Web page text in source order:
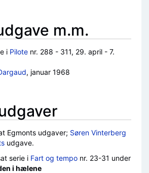
m.m.
i Pilotenr. 288 - 311, 29. april - 7.
, januar 1968
Egmonts udgaver; Søren Vinterberg
udgave.
serie i Fart og temponr. 23-31 under
i hælene